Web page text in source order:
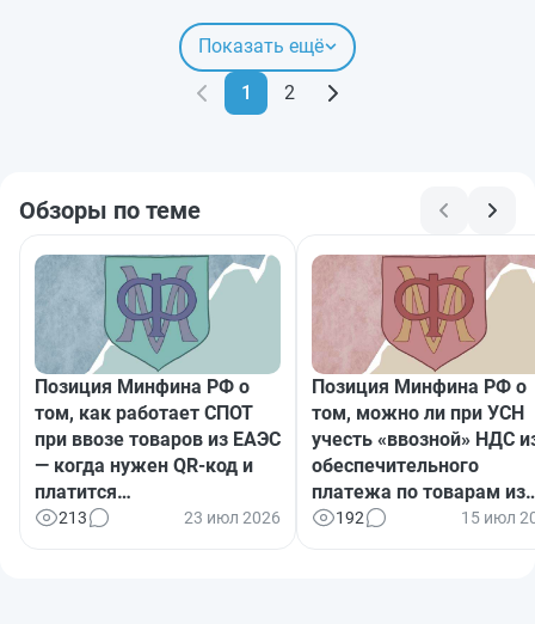
Показать ещё
1 2
Обзоры по теме
Позиция Минфина РФ о
том, как работает СПОТ
при ввозе товаров из ЕАЭС
— когда нужен QR-код и
платится
обеспечительный платеж
213 23 июл 2026
Позиция Минфина РФ о
том, можно ли при УСН
учесть «ввозной» НДС
обеспечительного
платежа по товарам из
ЕАЭС
192 15 июл